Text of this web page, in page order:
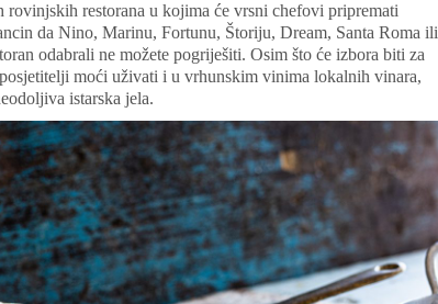
rovinjskih restorana u kojima će vrsni chefovi pripremati
da Nino, Marinu, Fortunu, Štoriju, Dream, Santa Roma ili
odabrali ne možete pogriješiti. Osim što će izbora biti za
moći uživati i u vrhunskim vinima lokalnih vinara,
istarska jela.